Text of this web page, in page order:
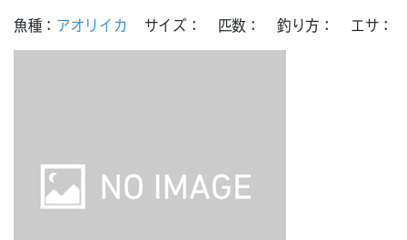
魚種： アオリイカ サイズ： 匹数： 釣り方： エサ：